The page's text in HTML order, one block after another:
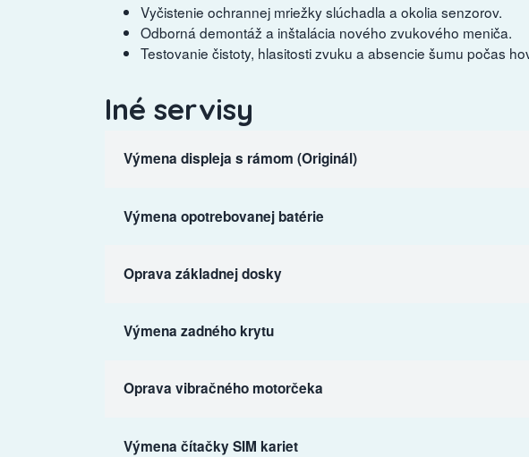
Vyčistenie ochrannej mriežky slúchadla a okolia senzorov.
Odborná demontáž a inštalácia nového zvukového meniča.
Testovanie čistoty, hlasitosti zvuku a absencie šumu počas
Iné servisy
Výmena displeja s rámom (Originál)
Výmena opotrebovanej batérie
Oprava základnej dosky
Výmena zadného krytu
Oprava vibračného motorčeka
Výmena čítačky SIM kariet